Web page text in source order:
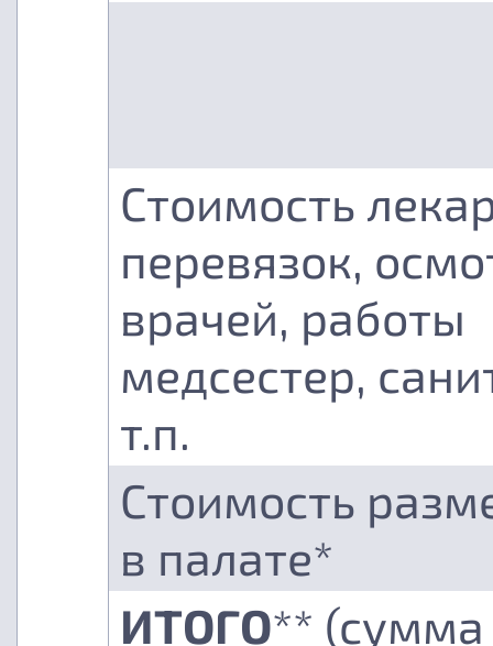
Стоимость
перевязок,
врачей, работы
медсестер,
т.п.
Стоимость
в палате*
ИТОГО** (сумма